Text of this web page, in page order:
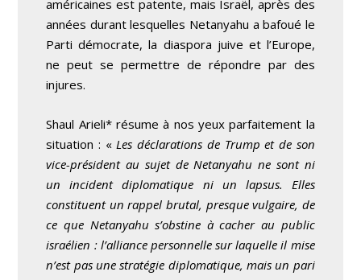
américaines est patente, mais Israël, après des
années durant lesquelles Netanyahu a bafoué le
Parti démocrate, la diaspora juive et l’Europe,
ne peut se permettre de répondre par des
injures.
Shaul Arieli* résume à nos yeux parfaitement la
situation : « Les déclarations de Trump et de son
vice-président au sujet de Netanyahu ne sont ni
un incident diplomatique ni un lapsus. Elles
constituent un rappel brutal, presque vulgaire, de
ce que Netanyahu s’obstine à cacher au public
israélien : l’alliance personnelle sur laquelle il mise
n’est pas une stratégie diplomatique, mais un pari